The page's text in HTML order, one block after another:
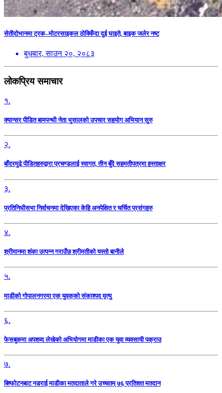
सेतीदोभानमा ट्रक–मोटरसाइकल ठोक्किँदा दुई घाइते, बाइक जलेर नष्ट
बुधबार, साउन २०, २०८३
लोकप्रिय समाचार
१.
क्यान्सर पीडित बामपन्थी नेता भुसालकाे उपचार सहयोग अभियान सुरु
२.
बाँदरमुढे पीडितहरुद्वारा प्रचण्डलाई स्वागत, तीन बुँदे सहमतीपत्रमा हस्ताक्षर
३.
प्रतिनिधीसभा निर्वाचनमा देखिएका केहि अनपेक्षित र चर्चित प्रसंगहरु
४.
श्रीमानमा शंका उत्पन्न गराउँछ श्रीमतीको यस्तो बानीले
५.
माडीको गोपालनगरमा एक युवकको संकाश्पद मृत्यु
६.
फेसबुकमा अपशव्द लेखेको अभियोगमा माडीका एक युवा व्यवसायी पक्राउ
७.
बिष्फोटनबाट नडराई माडीका मतदाताले गरे उच्चतम् ७६ प्रतिशत मतदान